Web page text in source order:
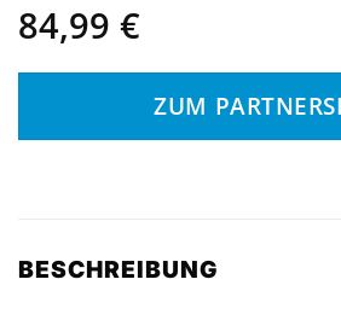
84,99 €
ZUM
BESCHREIBUNG